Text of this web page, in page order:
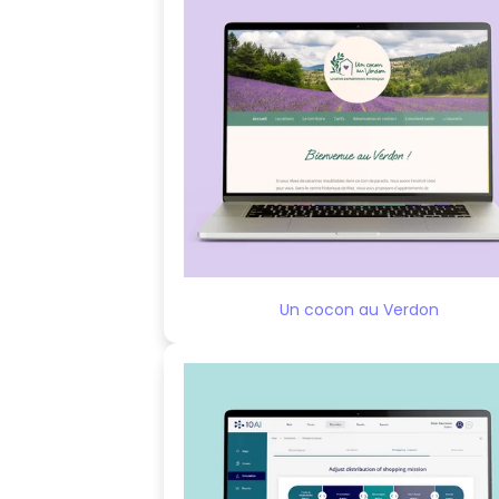
Un cocon au Verdon